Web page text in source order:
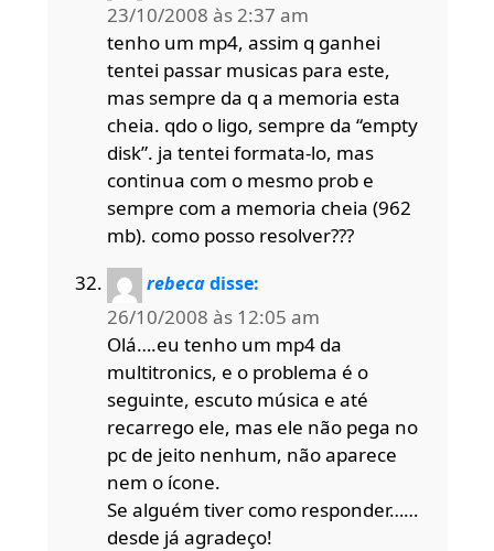
23/10/2008 às 2:37 am
tenho um mp4, assim q ganhei
tentei passar musicas para este,
mas sempre da q a memoria esta
cheia. qdo o ligo, sempre da “empty
disk”. ja tentei formata-lo, mas
continua com o mesmo prob e
sempre com a memoria cheia (962
mb). como posso resolver???
rebeca disse:
26/10/2008 às 12:05 am
Olá….eu tenho um mp4 da
multitronics, e o problema é o
seguinte, escuto música e até
recarrego ele, mas ele não pega no
pc de jeito nenhum, não aparece
nem o ícone.
Se alguém tiver como responder……
desde já agradeço!